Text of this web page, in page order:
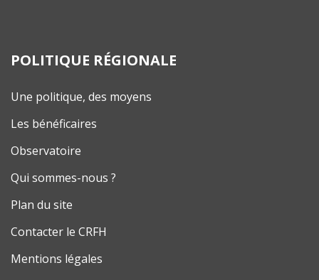
POLITIQUE RÉGIONALE
Une politique, des moyens
Les bénéficaires
Observatoire
Qui sommes-nous ?
Plan du site
Contacter le CRFH
Mentions légales